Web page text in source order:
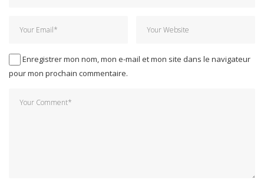
Enregistrer mon nom, mon e-mail et mon site dans le navigateur
pour mon prochain commentaire.